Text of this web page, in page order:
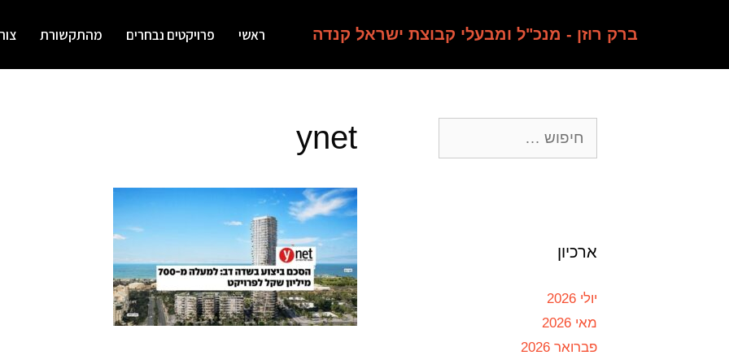
ברק רוזן - מנכ"ל ומבעלי קבוצת ישראל קנדה ראשי פרויקטים נבחרים מהתקשורת
ynet
ארכיון
יולי 2026
מאי 2026
פברואר 2026